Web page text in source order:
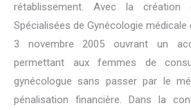
rétablissement. Avec la création
Spécialisées de Gynécologie
3 novembre 2005 ouvrant un
permettant aux femmes de
gynécologue sans passer par le
pénalisation financière. Dans la